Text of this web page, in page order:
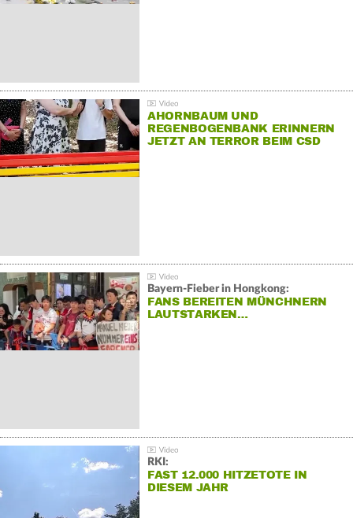
AHORNBAUM UND
REGENBOGENBANK ERINNERN
JETZT AN TERROR BEIM CSD
Bayern-Fieber in Hongkong:
FANS BEREITEN MÜNCHNERN
LAUTSTARKEN…
RKI:
FAST 12.000 HITZETOTE IN
DIESEM JAHR